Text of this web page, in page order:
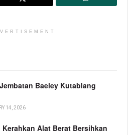
Baeley Kutablang
14, 2026
Kerahkan Alat Berat Bersihkan